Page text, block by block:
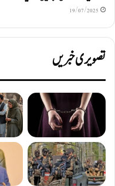
19/07/2025
تصویری خبریں